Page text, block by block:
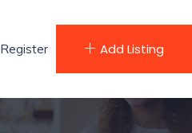
Register Add Listing